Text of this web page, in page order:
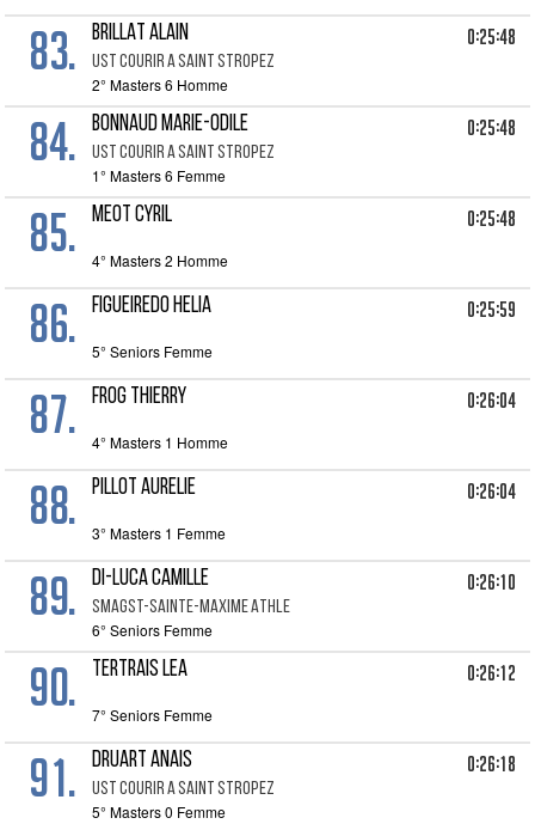
83. BRILLAT ALAIN
UST COURIR A SAINT STROPEZ
0:25:48
2° Masters 6 Homme
84. BONNAUD MARIE-ODILE
UST COURIR A SAINT STROPEZ
0:25:48
1° Masters 6 Femme
85. MEOT CYRIL 0:25:48
4° Masters 2 Homme
86. FIGUEIREDO HELIA 0:25:59
5° Seniors Femme
87. FROG Thierry 0:26:04
4° Masters 1 Homme
88. PILLOT Aurelie 0:26:04
3° Masters 1 Femme
89. DI-LUCA CAMILLE
SMAGST-SAINTE-MAXIME ATHLE
0:26:10
6° Seniors Femme
90. TERTRAIS LEA 0:26:12
7° Seniors Femme
91. DRUART ANAIS
UST COURIR A SAINT STROPEZ
0:26:18
5° Masters 0 Femme